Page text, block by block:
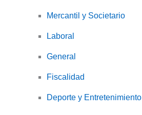
Mercantil y Societario
Laboral
General
Fiscalidad
Deporte y Entretenimiento